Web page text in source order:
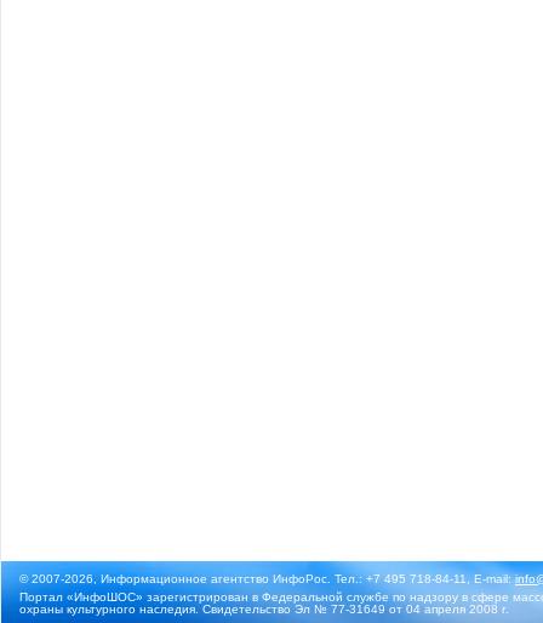
© 2007-2026, Информационное агентство ИнфоРос. Тел.: +7 495 718-84-11, E-mail:
Портал «ИнфоШОС» зарегистрирован в Федеральной службе по надзору в сфере
охраны культурного наследия. Свидетельство Эл № 77-31649 от 04 апреля 2008 г.